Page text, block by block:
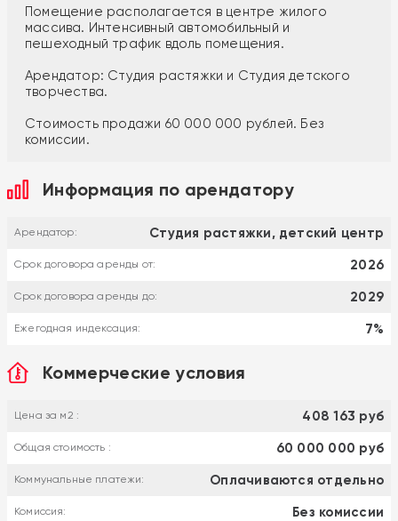
Помещение располагается в центре жилого
массива. Интенсивный автомобильный и
пешеходный трафик вдоль помещения.
Арендатор: Студия растяжки и Студия детского
творчества.
Стоимость продажи 60 000 000 рублей. Без
комиссии.
Информация по арендатору
Арендатор: Студия растяжки, детский центр
Срок договора аренды от: 2026
Срок договора аренды до: 2029
Ежегодная индексация: 7%
Коммерческие условия
Цена за м2 : 408 163 руб
Общая стоимость : 60 000 000 руб
Коммунальные платежи: Оплачиваются отдельно
Комиссия: Без комиссии